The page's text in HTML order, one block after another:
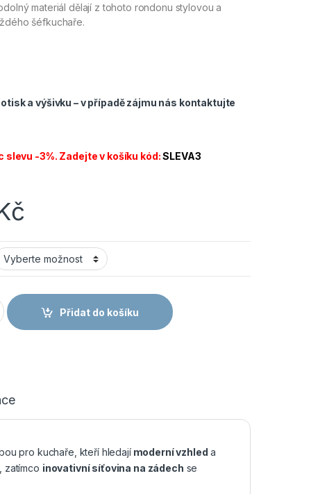
materiál dělají z tohoto rondonu stylovou a
šéfkuchaře.
a výšivku – v případě zájmu nás kontaktujte
slevu -3%. Zadejte v košíku kód:SLEVA3
B-S - Pánský kuchařský rondon s krátkým rukávem - černý
Přidat do košíku
pro kuchaře, kteří hledajímoderní vzhled a
zatímco inovativní síťovina na zádech se